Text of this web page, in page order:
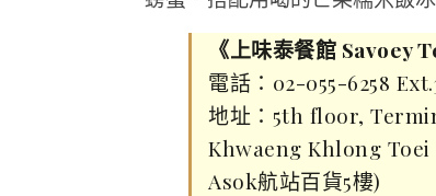
《上味泰餐館 Savoey
電話：02-055-6258
地址：5th floor,
Khwaeng Khlong Toei
Asok航站百貨5樓)